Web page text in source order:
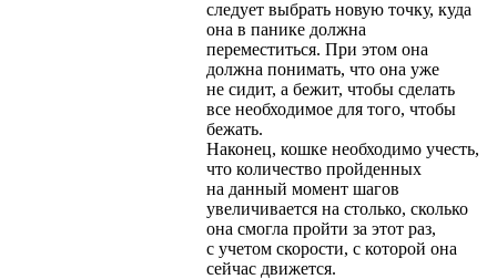
следует выбрать новую точку, куда
она в панике должна
переместиться. При этом она
должна понимать, что она уже
не сидит, а бежит, чтобы сделать
все необходимое для того, чтобы
бежать.
Наконец, кошке необходимо учесть,
что количество пройденных
на данный момент шагов
увеличивается на столько, сколько
она смогла пройти за этот раз,
с учетом скорости, с которой она
сейчас движется.